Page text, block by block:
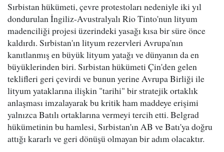
Sırbistan hükümeti, çevre protestoları nedeniyle iki yıl
dondurulan İngiliz-Avustralyalı Rio Tinto'nun lityum
madenciliği projesi üzerindeki yasağı kısa bir süre önce
kaldırdı. Sırbistan'ın lityum rezervleri Avrupa'nın
kanıtlanmış en büyük lityum yatağı ve dünyanın da en
büyüklerinden biri. Sırbistan hükümeti Çin'den gelen
teklifleri geri çevirdi ve bunun yerine Avrupa Birliği ile
lityum yataklarına ilişkin "tarihi" bir stratejik ortaklık
anlaşması imzalayarak bu kritik ham maddeye erişimi
yalnızca Batılı ortaklarına vermeyi tercih etti. Belgrad
hükümetinin bu hamlesi, Sırbistan'ın AB ve Batı'ya doğru
attığı kararlı ve geri dönüşü olmayan bir adım olacaktır.